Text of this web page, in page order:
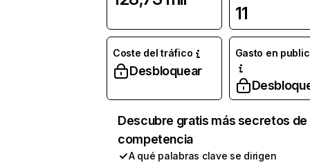
11
Coste del tráfico
Desbloquear
Gasto en
Descubre gratis más secretos de
competencia
A qué palabras clave se dirigen